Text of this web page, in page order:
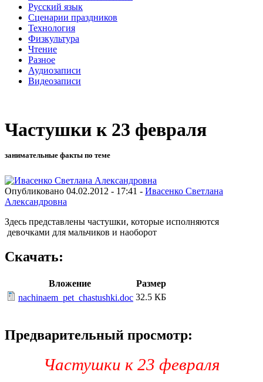
Русский язык
Сценарии праздников
Технология
Физкультура
Чтение
Разное
Аудиозаписи
Видеозаписи
Частушки к 23 февраля
занимательные факты по теме
Опубликовано 04.02.2012 - 17:41 - Ивасенко Светлана
Александровна
Здесь представлены частушки, которые исполняются
девочками для мальчиков и наоборот
Скачать:
Вложение
Размер
nachinaem_pet_chastushki.doc 32.5 КБ
Предварительный просмотр:
Частушки к 23 февраля